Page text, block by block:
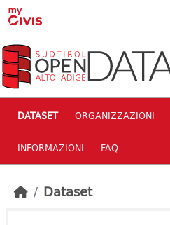
Skip to main content
DATASET ORGANIZZAZIONI
INFORMAZIONI FAQ
Dataset